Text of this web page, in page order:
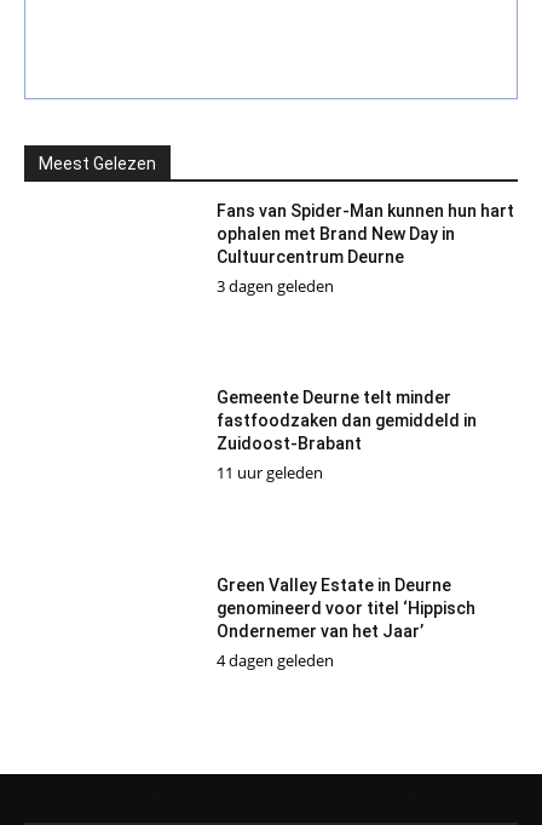
Meest Gelezen
Fans van Spider-Man kunnen hun hart
ophalen met Brand New Day in
Cultuurcentrum Deurne
3 dagen geleden
Gemeente Deurne telt minder
fastfoodzaken dan gemiddeld in
Zuidoost-Brabant
11 uur geleden
Green Valley Estate in Deurne
genomineerd voor titel ‘Hippisch
Ondernemer van het Jaar’
4 dagen geleden